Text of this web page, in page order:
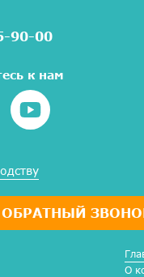
90-00
ОБРАТНЫЙ
к нам
О